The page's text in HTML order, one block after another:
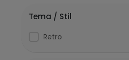
Tema / Stil
Retro